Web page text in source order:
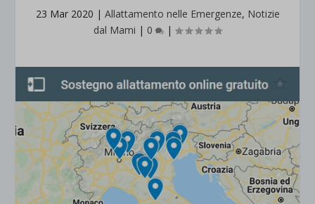
23 Mar 2020 | Allattamento nelle Emergenze, Notizie
dal Mami | 0 |